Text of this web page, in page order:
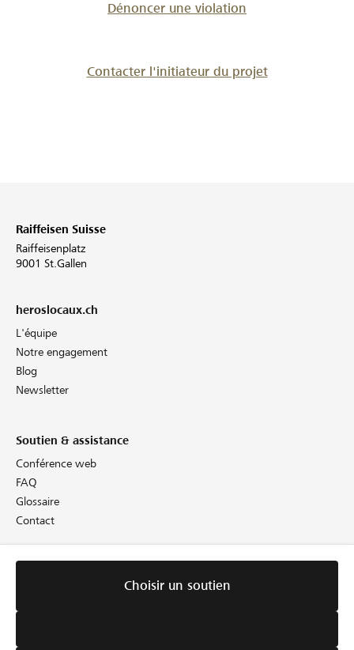
Dénoncer une violation
Contacter l'initiateur du projet
Choisir un soutien
Raiffeisen Suisse
Raiffeisenplatz
9001 St.Gallen
heroslocaux.ch
L'équipe
Notre engagement
Blog
Newsletter
Soutien & assistance
Conférence web
FAQ
Glossaire
Contact
CG